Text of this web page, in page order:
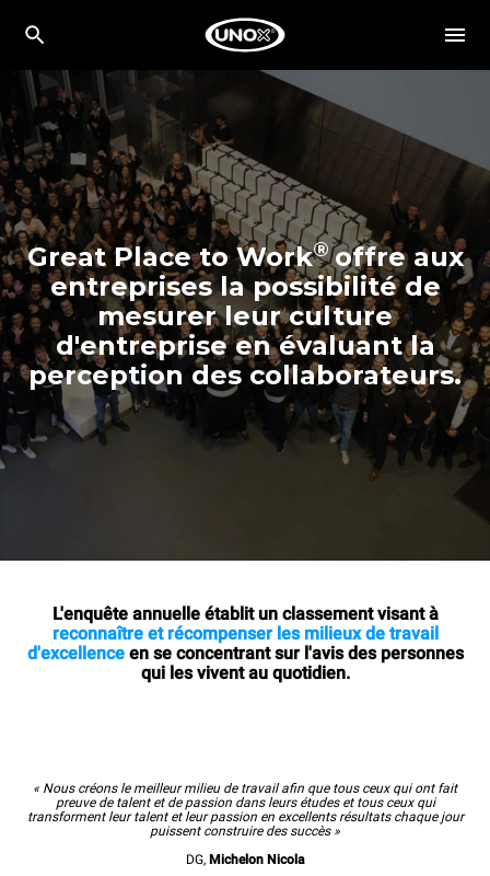
Great Place to Work®offre aux
entreprises la possibilité de
mesurer leur culture
d'entreprise en évaluant la
perception des collaborateurs.
L'enquête annuelle établit un classement visant à
reconnaître et récompenser les milieux de travail
d'excellenceen se concentrant sur l'avis des personnes
qui les vivent au quotidien.
« Nous créons le meilleur milieu de travail afin que tous ceux qui ont fait
preuve de talent et de passion dans leurs études et tous ceux qui
transforment leur talent et leur passion en excellents résultats chaque jour
puissent construire des succès »
DG, Michelon Nicola